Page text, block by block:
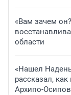
«Вам зачем
области
«Нашел
рассказал,
Архипо-